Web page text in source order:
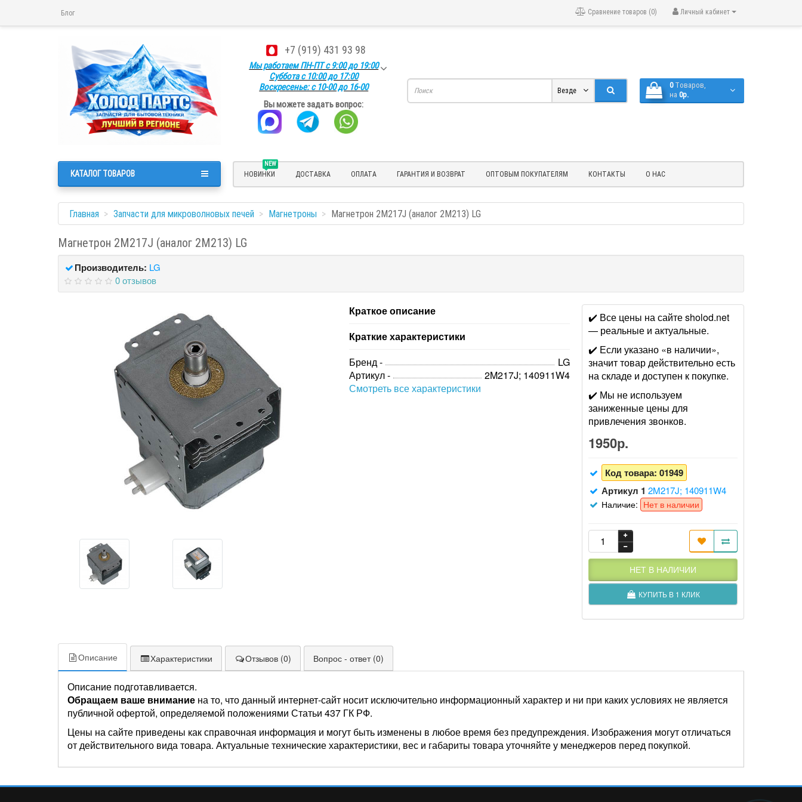
Блог Личный кабинет
Сравнение товаров (0)
+7 (919) 431 93 98
Мы работаем ПН-ПТ с 9:00 до 19:00
Суббота с 10:00 до 17:00
Воскресенье: с 10-00 до 16-00
Вы можете задать вопрос:
0 Tоваров,
на 0р.
Везде
NEW
НОВИНКИ ДОСТАВКА ОПЛАТА ГАРАНТИЯ И ВОЗВРАТ ОПТОВЫМ ПОКУПАТЕЛЯМ КОНТАКТЫ О НАС
КАТАЛОГ ТОВАРОВ
Главная Запчасти для микроволновых печей Магнетроны Магнетрон 2M217J (аналог 2M213) LG
Магнетрон 2M217J (аналог 2M213) LG
Производитель: LG
0 отзывов
Краткое описание
Краткие характеристики
Бренд -
LG
Артикул -
2M217J; 140911W4
Смотреть все характеристики
✔️ Все цены на сайте sholod.net
— реальные и актуальные.
✔️ Если указано «в наличии»,
значит товар действительно есть
на складе и доступен к покупке.
✔️ Мы не используем
заниженные цены для
привлечения звонков.
1950р.
Код товара: 01949
Артикул 1 2M217J; 140911W4
Наличие: Нет в наличии
НЕТ В НАЛИЧИИ
КУПИТЬ В 1 КЛИК
Описание Характеристики Отзывов (0) Вопрос - ответ (0)
Описание подготавливается.
Обращаем ваше внимание на то, что данный интернет-сайт носит исключительно информационный характер и ни при каких условиях не является
публичной офертой, определяемой положениями Статьи 437 ГК РФ.
Цены на сайте приведены как справочная информация и могут быть изменены в любое время без предупреждения. Изображения могут отличаться
от действительного вида товара. Актуальные технические характеристики, вес и габариты товара уточняйте у менеджеров перед покупкой.